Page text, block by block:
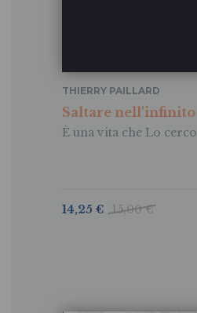
Saltare nell'infinito
È una vita che Lo cerco
THIERRY PAILLARD
15,00 €
14,25 €